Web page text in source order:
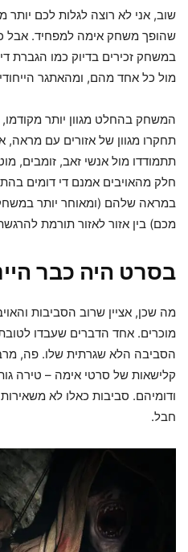
שוב, אני לא רוצה לגלות לכם
שהופך משחק אימה למפחיד. אבל
במשחק זכירים בדיוק כמו הגברת
מול כל אחד מהם, ומהאתגר
המשחק בהחלט מגוון יותר מקודמו,
תחקרו מגוון של אזורים עם מראה,
תתמודדו מול אנשי זאב, זומבים,
חלק מהאויבים אמנם די דומים
במראה שלהם (ומאוחר יותר
מכם) בין אזור לאזור תורמת
בסרט היה כבר
מה שכן, אציין שרוב הסביבות
הסביבה הלא שגרתית שלו. פה,
קלישאות של סרטי אימה – טירה
ודומיהם. סביבות כאלו לא
חבל.